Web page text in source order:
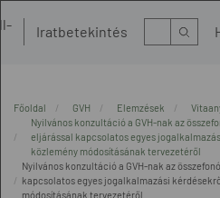
Iratbetekintés Kereső
Főoldal GVH Elemzések
Nyilvános konzultáció a GVH-nak az
eljárással kapcsolatos egyes
közlemény módosításának tervezetéről
Nyilvános konzultáció a GVH-nak az
kapcsolatos egyes jogalkalmazási
módosításának tervezetéről